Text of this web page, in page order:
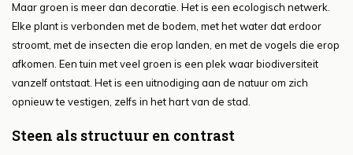
Maar groen is meer dan decoratie. Het is een ecologisch netwerk.
Elke plant is verbonden met de bodem, met het water dat erdoor
stroomt, met de insecten die erop landen, en met de vogels die erop
afkomen. Een tuin met veel groen is een plek waar biodiversiteit
vanzelf ontstaat. Het is een uitnodiging aan de natuur om zich
opnieuw te vestigen, zelfs in het hart van de stad.
Steen als structuur en contrast